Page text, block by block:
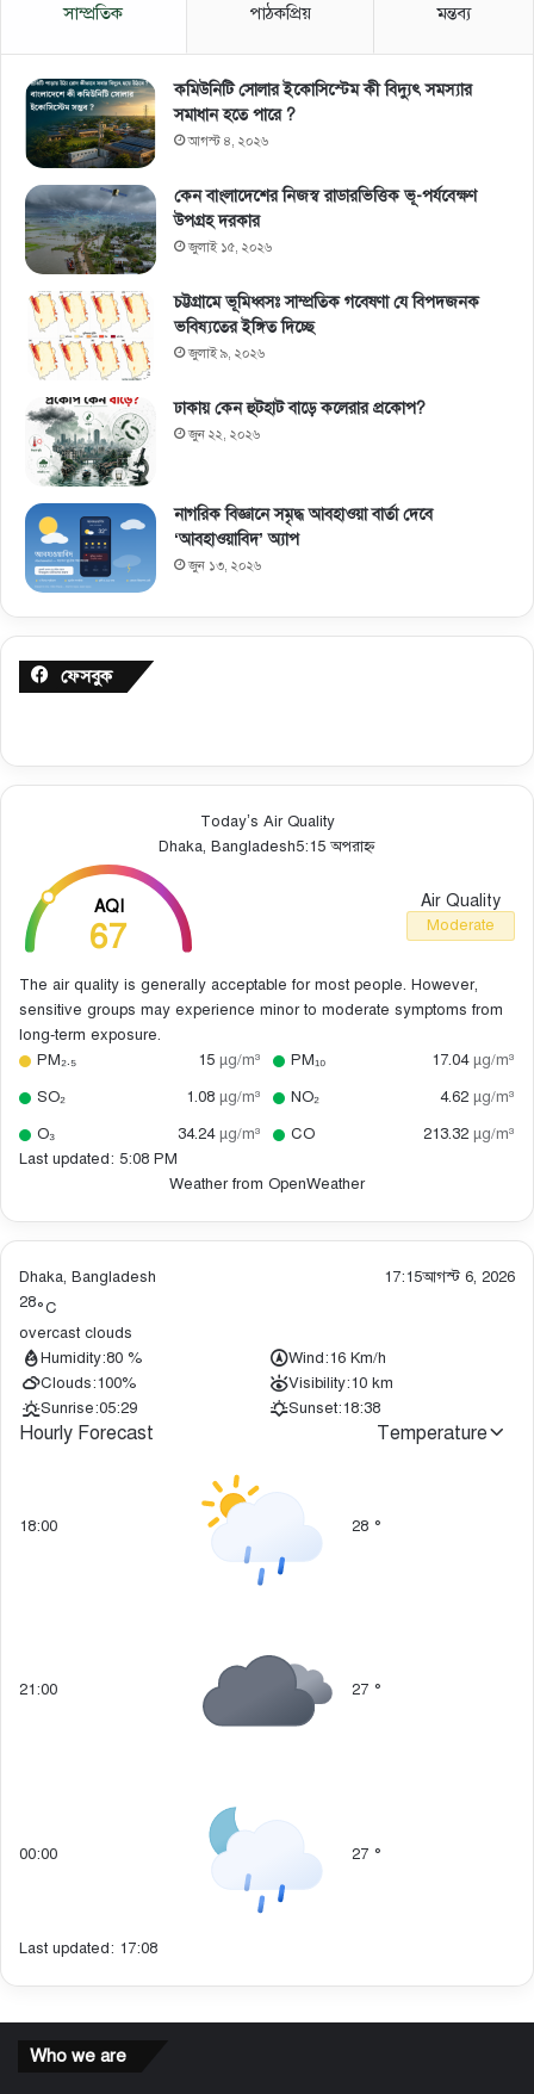
সাম্প্রতিক পাঠকপ্রিয় মন্তব্য
কমিউনিটি সোলার ইকোসিস্টেম কী বিদ্যুৎ সমস্যার
সমাধান হতে পারে ?
আগস্ট ৪, ২০২৬
কেন বাংলাদেশের নিজস্ব রাডারভিত্তিক ভূ-পর্যবেক্ষণ
উপগ্রহ দরকার
জুলাই ১৫, ২০২৬
চট্টগ্রামে ভূমিধ্বসঃ সাম্প্রতিক গবেষণা যে বিপদজনক
ভবিষ্যতের ইঙ্গিত দিচ্ছে
জুলাই ৯, ২০২৬
ঢাকায় কেন হুটহাট বাড়ে কলেরার প্রকোপ?
জুন ২২, ২০২৬
নাগরিক বিজ্ঞানে সমৃদ্ধ আবহাওয়া বার্তা দেবে
‘আবহাওয়াবিদ’ অ্যাপ
জুন ১৩, ২০২৬
ফেসবুক
Today’s Air Quality
Dhaka, Bangladesh5:15 অপরাহ্ন
AQI
67
Air Quality
Moderate
The air quality is generally acceptable for most people. However,
sensitive groups may experience minor to moderate symptoms from
long-term exposure.
PM₂.₅
15 µg/m³ PM₁₀ 17.04 µg/m³
SO₂
1.08 µg/m³ NO₂ 4.62 µg/m³
O₃
34.24 µg/m³ CO 213.32 µg/m³
Last updated: 5:08 PM
Weather from OpenWeather
Dhaka, Bangladesh 17:15আগস্ট 6, 2026
28°C
overcast clouds
Humidity:80 % Wind:16 Km/h
Clouds:100% Visibility:10 km
Sunrise:05:29 Sunset:18:38
Hourly Forecast Temperature
18:00 28 °
21:00 27 °
00:00 27 °
Last updated: 17:08
Who we are